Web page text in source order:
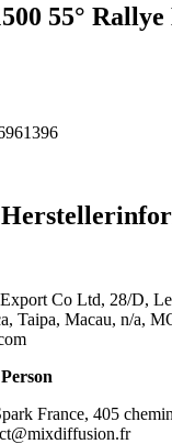
55°
Co Ltd, 28/D,
Taipa, Macau, n/a,
France, 405